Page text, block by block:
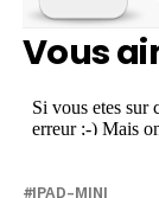
Vous
IPAD-MINI